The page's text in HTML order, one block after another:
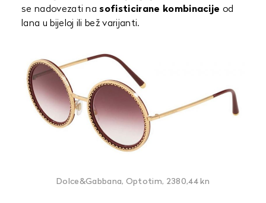
se nadovezati na sofisticirane kombinacije od
lana u bijeloj ili bež varijanti.
Dolce&Gabbana, Optotim, 2380,44 kn